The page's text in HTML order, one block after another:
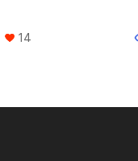
좋아요
14